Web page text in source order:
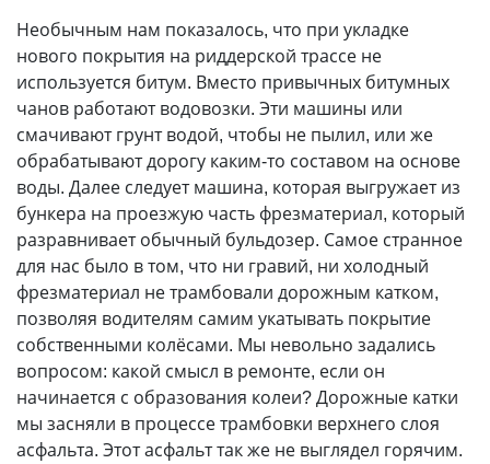
Необычным нам показалось, что при укладке
нового покрытия на риддерской трассе не
используется битум. Вместо привычных битумных
чанов работают водовозки. Эти машины или
смачивают грунт водой, чтобы не пылил, или же
обрабатывают дорогу каким-то составом на основе
воды. Далее следует машина, которая выгружает из
бункера на проезжую часть фрезматериал, который
разравнивает обычный бульдозер. Самое странное
для нас было в том, что ни гравий, ни холодный
фрезматериал не трамбовали дорожным катком,
позволяя водителям самим укатывать покрытие
собственными колёсами. Мы невольно задались
вопросом: какой смысл в ремонте, если он
начинается с образования колеи? Дорожные катки
мы засняли в процессе трамбовки верхнего слоя
асфальта. Этот асфальт так же не выглядел горячим.